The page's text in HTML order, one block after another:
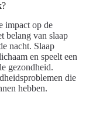
impact op de
belang van slaap
nacht. Slaap
en speelt een
gezondheid.
die
hebben.